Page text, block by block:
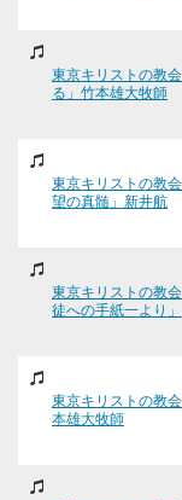
東京キリストの教
る」竹本雄大牧師
東京キリストの教
望の真髄」新井航
東京キリストの教
徒への手紙一より」
東京キリストの教
本雄大牧師